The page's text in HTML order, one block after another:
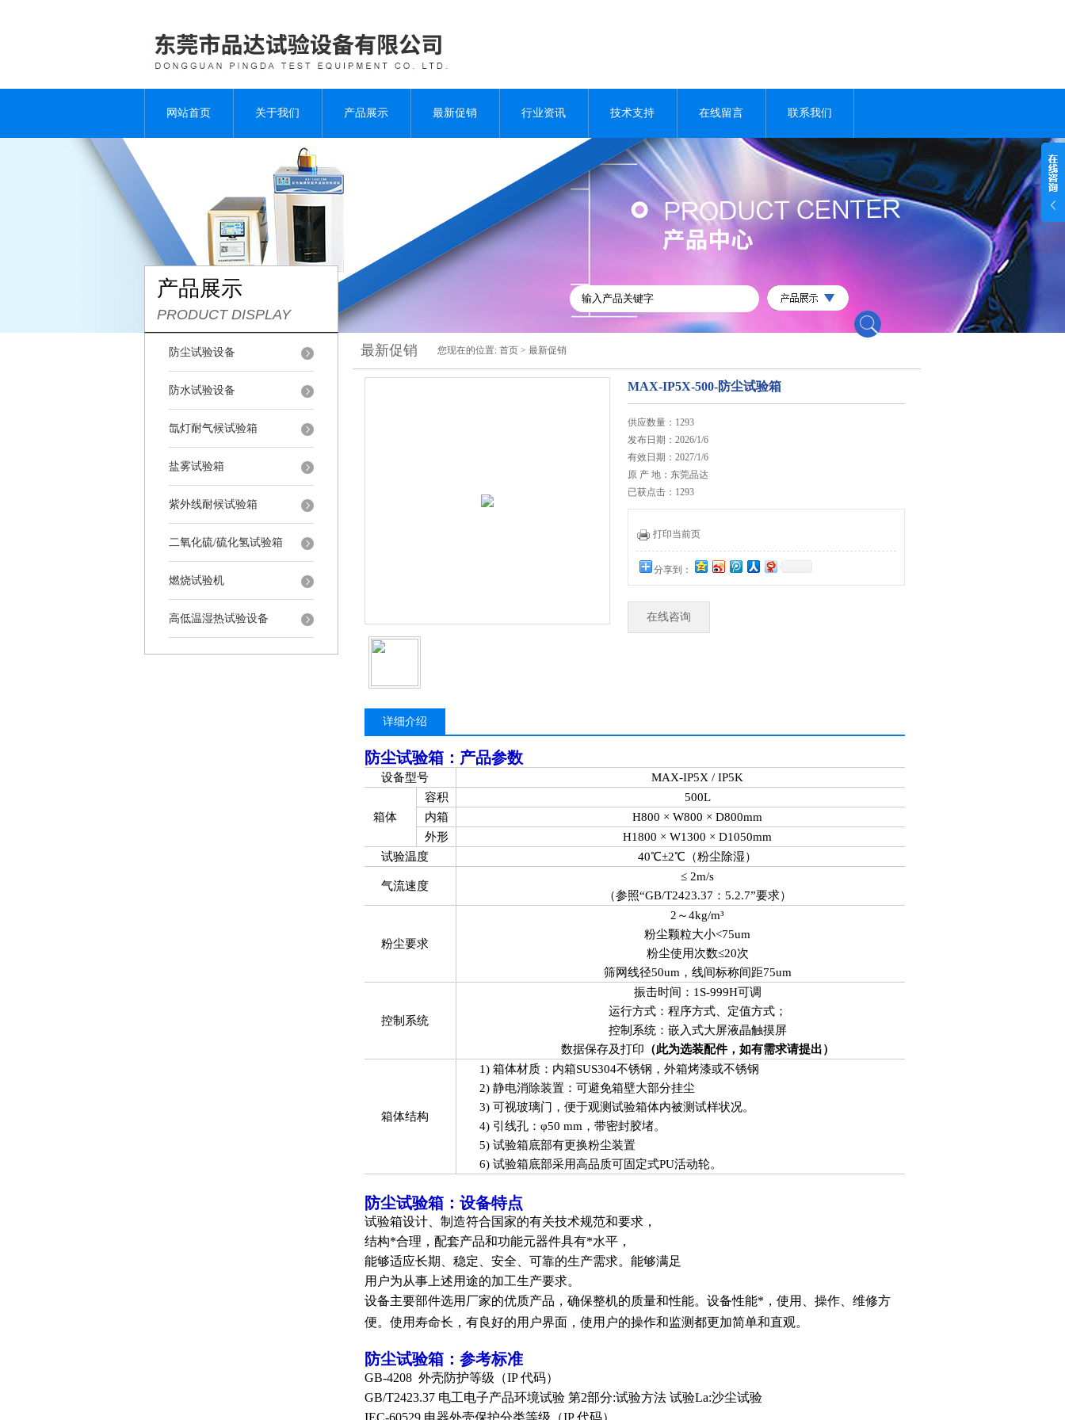
网站首页 关于我们 产品展示 最新促销 行业资讯 技术支持 在线留言 联系我们
产品展示
PRODUCT DISPLAY
防尘试验设备
防水试验设备
氙灯耐气候试验箱
盐雾试验箱
紫外线耐候试验箱
二氧化硫/硫化氢试验箱
燃烧试验机
高低温湿热试验设备
最新促销 您现在的位置: 首页 > 最新促销
MAX-IP5X-500-防尘试验箱
供应数量：1293
发布日期：2026/1/6
有效日期：2027/1/6
原 产 地：东莞品达
已获点击：1293
打印当前页
分享到：
在线咨询
详细介绍
防尘试验箱 ：产品参数
设备型号 MAX-IP5X / IP5K
箱体
容积
500L
内箱
H800 × W800 × D800mm
外形
H1800 × W1300 × D1050mm
试验温度
40℃±2℃（粉尘除湿）
气流速度
≤ 2m/s
（参照“GB/T2423.37：5.2.7”要求）
粉尘要求
2～4kg/m³
粉尘颗粒大小<75um
粉尘使用次数≤20次
筛网线径50um，线间标称间距75um
控制系统
振击时间：1S-999H可调
运行方式：程序方式、定值方式；
控制系统：嵌入式大屏液晶触摸屏
数据保存及打印 （此为选装配件，如有需求请提出）
箱体结构
1) 箱体材质：内箱SUS304不锈钢，外箱烤漆或不锈钢
2) 静电消除装置：可避免箱壁大部分挂尘
3) 可视玻璃门，便于观测试验箱体内被测试样状况。
4) 引线孔：φ50 mm，带密封胶堵。
5) 试验箱底部有更换粉尘装置
6) 试验箱底部采用高品质可固定式PU活动轮。
防尘试验箱 ：设备特点
试验箱设计、制造符合国家的有关技术规范和要求，
结构*合理，配套产品和功能元器件具有*水平，
能够适应长期、稳定、安全、可靠的生产需求。能够满足
用户为从事上述用途的加工生产要求。
设备主要部件选用厂家的优质产品，确保整机的质量和性能。设备性能*，使用、操作、维修方
便。使用寿命长，有良好的用户界面，使用户的操作和监测都更加简单和直观。
防尘试验箱 ：参考标准
GB-4208 外壳防护等级（IP 代码）
GB/T2423.37 电工电子产品环境试验 第2部分:试验方法 试验La:沙尘试验
IEC-60529 电器外壳保护分类等级（IP 代码）